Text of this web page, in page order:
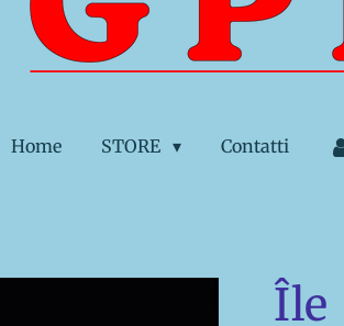
Home STORE Contatti
Île